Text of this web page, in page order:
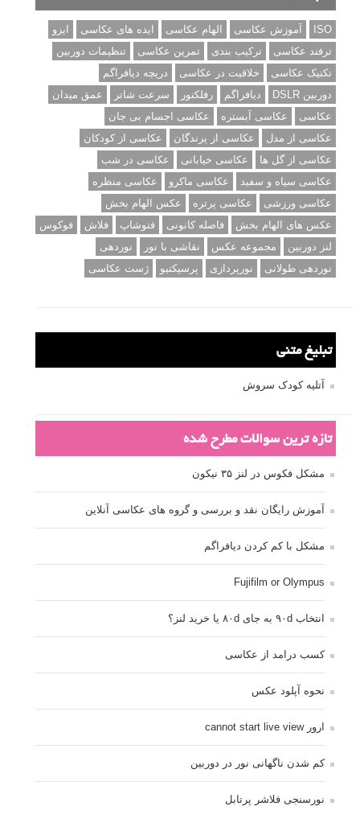
ISO آموزش عکاسی الهام عکاسی ایده های عکاسی
ایزو
ترفند عکاسی
ترکیب بندی تمرین عکاسی
تنظیمات دوربین
تکنیک عکاسی
خلاقیت در عکاسی
دریچه دیافراگم
دوربین DSLR
دیافراگم رفلکتور سرعت شاتر
عمق میدان
عکاسی
عکاسی آبستره
عکاسی اجسام بی جان
عکاسی از مدل
عکاسی از پرندگان
عکاسی از کودکان
عکاسی از گل ها
عکاسی خیابانی
عکاسی در شب
عکاسی سیاه و سفید
عکاسی ماکرو
عکاسی منظره
عکاسی ورزشی
عکاسی پرتره
عکس الهام بخش
عکس های الهام بخش
فاصله کانونی فتوشاپ فلاش
فوکوس
لنز دوربین
مجموعه عکس نقاشی با نور
نوردهی
نوردهی طولانی
نورپردازی پرسپکتیو ژست عکاسی
تبلیغ متنی
آتلیه کودک سروش
تازه ترین سوالات مطرح شده
مشکل فکوس در لنز ۳۵ نیکون
آموزش رایگان نقد و بررسی و گروه های عکاسی آنلاین
مشکل با کم کردن دیافراگم
Fujifilm or Olympus
انتخاب ۹۰d به جای ۸۰d یا خرید لنز؟
کسب درامد از عکاسی
نحوه آپلود عکس
ارور cannot start live view
کم شدن ناگهانی نور در دوربین
نورسنجی فلاشر پرتابل